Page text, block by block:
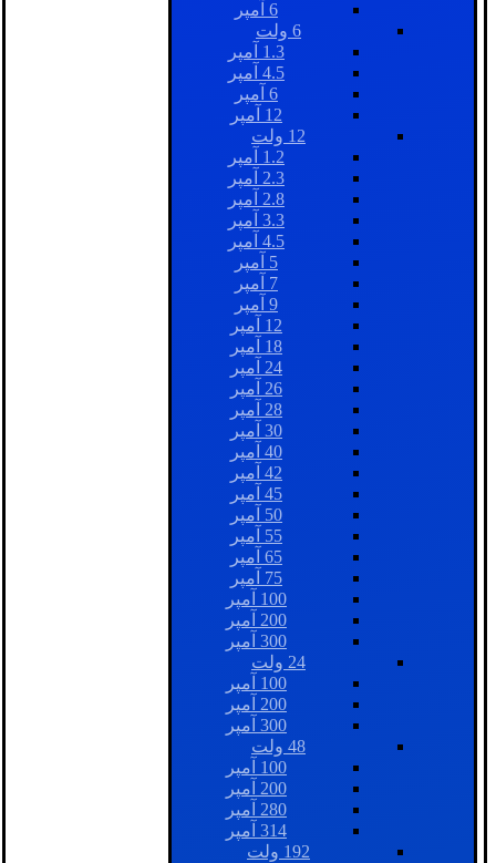
6 آمپر
6 ولت
1.3 آمپر
4.5 آمپر
6 آمپر
12 آمپر
12 ولت
1.2 آمپر
2.3 آمپر
2.8 آمپر
3.3 آمپر
4.5 آمپر
5 آمپر
7 آمپر
9 آمپر
12 آمپر
18 آمپر
24 آمپر
26 آمپر
28 آمپر
30 آمپر
40 آمپر
42 آمپر
45 آمپر
50 آمپر
55 آمپر
65 آمپر
75 آمپر
100 آمپر
200 آمپر
300 آمپر
24 ولت
100 آمپر
200 آمپر
300 آمپر
48 ولت
100 آمپر
200 آمپر
280 آمپر
314 آمپر
192 ولت